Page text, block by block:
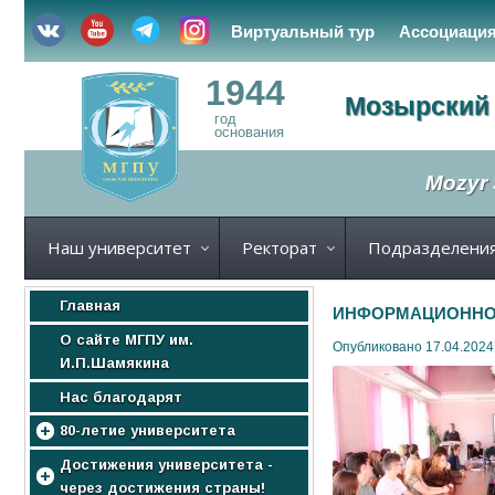
Виртуальный тур
1944
год
основания
Мозырский
Mozyr
Наш университет Ректорат
Главная
О сайте МГПУ им.
И.П.Шамякина
Нас благодарят
80-летие университета
МГПУ
Нас поздравляют!
Достижения университета -
через достижения страны!
Опубликовано